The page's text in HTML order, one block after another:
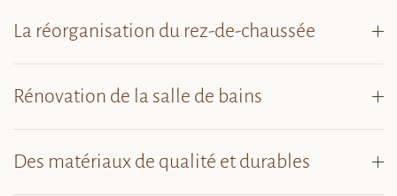
La réorganisation du rez-de-chaussée
Rénovation de la salle de bains
Des matériaux de qualité et durables